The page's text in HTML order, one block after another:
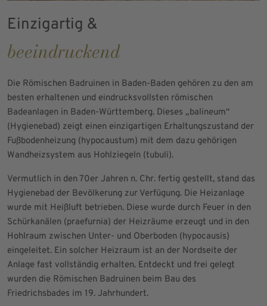
Einzigartig &
beeindruckend
Die Römischen Badruinen in Baden-Baden gehören zu den am
besten erhaltenen und eindrucksvollsten römischen
Badeanlagen in Baden-Württemberg. Dieses „balineum“
(Hygienebad) zeigt einen einzigartigen Erhaltungszustand der
Fußbodenheizung (hypocaustum) mit dem dazu gehörigen
Wandheizsystem aus Hohlziegeln (tubuli).
Vermutlich in den 70er Jahren n. Chr. fertig gestellt, stand das
Hygienebad der Bevölkerung zur Verfügung. Die Heizanlage
wurde mit Heißluft betrieben. Diese wurde durch Feuer in den
Schürkanälen (praefurnia) der Heizräume erzeugt und in den
Hohlraum zwischen Unter- und Oberboden (hypocausis)
eingeleitet. Ein solcher Heizraum ist an der Nordseite der
Anlage fast vollständig erhalten. Entdeckt und frei gelegt
wurden die Römischen Badruinen beim Bau des
Friedrichsbades im 19. Jahrhundert.